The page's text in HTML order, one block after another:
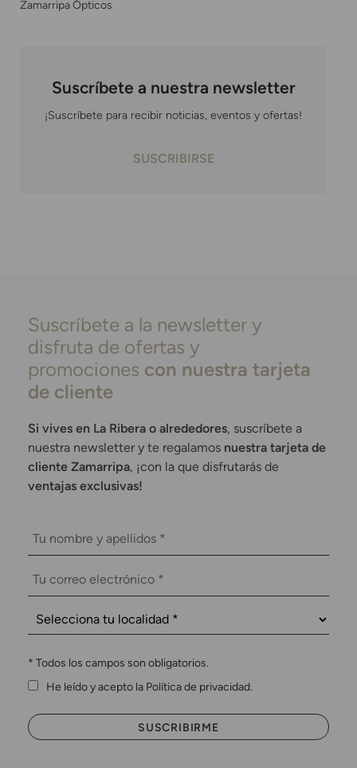
Zamarripa Ópticos
Suscríbete a nuestra newsletter
¡Suscríbete para recibir noticias, eventos y ofertas!
SUSCRIBIRSE
Suscríbete a la newsletter y
disfruta de ofertas y
promociones con nuestra tarjeta
de cliente
Si vives en La Ribera o alrededores, suscríbete a
nuestra newsletter y te regalamos nuestra tarjeta de
cliente Zamarripa, ¡con la que disfrutarás de
ventajas exclusivas!
* Todos los campos son obligatorios.
He leído y acepto la Política de privacidad.